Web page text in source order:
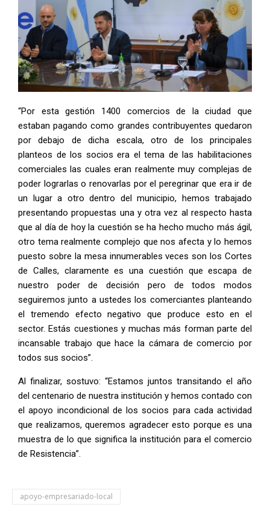
“Por esta gestión 1400 comercios de la ciudad que
estaban pagando como grandes contribuyentes quedaron
por debajo de dicha escala, otro de los principales
planteos de los socios era el tema de las habilitaciones
comerciales las cuales eran realmente muy complejas de
poder lograrlas o renovarlas por el peregrinar que era ir de
un lugar a otro dentro del municipio, hemos trabajado
presentando propuestas una y otra vez al respecto hasta
que al día de hoy la cuestión se ha hecho mucho más ágil,
otro tema realmente complejo que nos afecta y lo hemos
puesto sobre la mesa innumerables veces son los Cortes
de Calles, claramente es una cuestión que escapa de
nuestro poder de decisión pero de todos modos
seguiremos junto a ustedes los comerciantes planteando
el tremendo efecto negativo que produce esto en el
sector. Estás cuestiones y muchas más forman parte del
incansable trabajo que hace la cámara de comercio por
todos sus socios”.
Al finalizar, sostuvo: “Estamos juntos transitando el año
del centenario de nuestra institución y hemos contado con
el apoyo incondicional de los socios para cada actividad
que realizamos, queremos agradecer esto porque es una
muestra de lo que significa la institución para el comercio
de Resistencia”.
apoyo-empresariado-local